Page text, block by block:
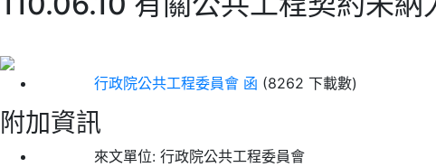
行政院公共工程委員會 函 (8262 下載數)
附加資訊
來文單位: 行政院公共工程委員會